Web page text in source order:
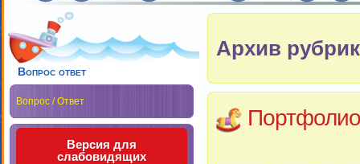
Вопрос ответ
Вопрос / Ответ
Версия для
слабовидящих
Архив